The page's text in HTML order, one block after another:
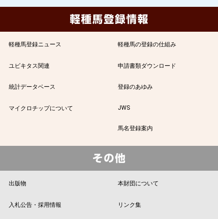
軽種馬登録ニュース 軽種馬の登録の仕組み
ユビキタス関連 申請書類ダウンロード
統計データベース 登録のあゆみ
マイクロチップについて JWS
馬名登録案内
出版物 本財団について
入札公告・採用情報 リンク集